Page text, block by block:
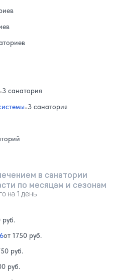
-3 санатория
-3 санатория
в санатории
по месяцам и сезонам
на 1 день
руб.
от 1750 руб.
руб.
руб.